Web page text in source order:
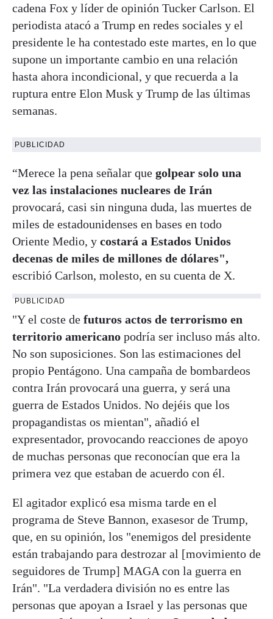
cadena Fox y líder de opinión Tucker Carlson. El
periodista atacó a Trump en redes sociales y el
presidente le ha contestado este martes, en lo que
supone un importante cambio en una relación
hasta ahora incondicional, y que recuerda a la
ruptura entre Elon Musk y Trump de las últimas
semanas.
PUBLICIDAD
“Merece la pena señalar que golpear solo una
vez las instalaciones nucleares de Irán
provocará, casi sin ninguna duda, las muertes de
miles de estadounidenses en bases en todo
Oriente Medio, y costará a Estados Unidos
decenas de miles de millones de dólares",
escribió Carlson, molesto, en su cuenta de X.
PUBLICIDAD
"Y el coste de futuros actos de terrorismo en
territorio americano podría ser incluso más alto.
No son suposiciones. Son las estimaciones del
propio Pentágono. Una campaña de bombardeos
contra Irán provocará una guerra, y será una
guerra de Estados Unidos. No dejéis que los
propagandistas os mientan", añadió el
expresentador, provocando reacciones de apoyo
de muchas personas que reconocían que era la
primera vez que estaban de acuerdo con él.
El agitador explicó esa misma tarde en el
programa de Steve Bannon, exasesor de Trump,
que, en su opinión, los "enemigos del presidente
están trabajando para destrozar al [movimiento de
seguidores de Trump] MAGA con la guerra en
Irán". "La verdadera división no es entre las
personas que apoyan a Israel y las personas que